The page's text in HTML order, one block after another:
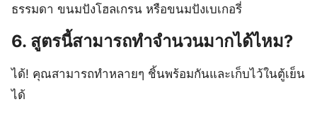
ธรรมดา ขนมปังโฮลเกรน หรือขนมปังเบเกอรี่
6. สูตรนี้สามารถทำจำนวนมากได้ไหม?
ได้! คุณสามารถทำหลายๆ ชิ้นพร้อมกันและเก็บไว้ในตู้เย็น
ได้